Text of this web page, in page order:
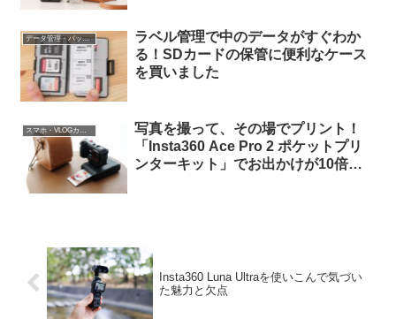
データ管理・バックアップ
ラベル管理で中のデータがすぐわか
る！SDカードの保管に便利なケース
を買いました
写真を撮って、その場でプリント！
「Insta360 Ace Pro 2 ポケットプリ
ンターキット」でお出かけが10倍楽
Insta360 Luna Ultraを使いこんで気づい
た魅力と欠点